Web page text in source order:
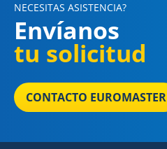
NECESITAS ASISTENCIA?
Envíanos
tu solicitud
CONTACTO EUROMASTER